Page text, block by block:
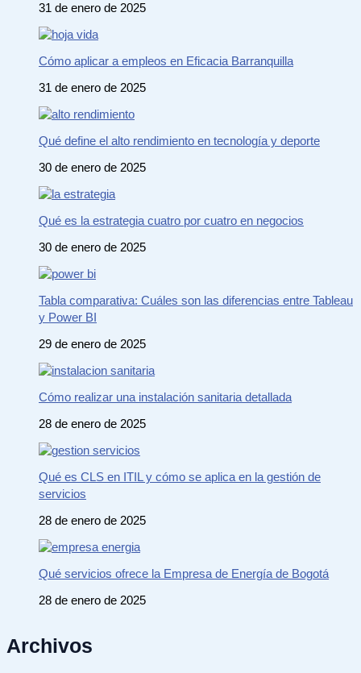
31 de enero de 2025
Cómo aplicar a empleos en Eficacia Barranquilla
31 de enero de 2025
Qué define el alto rendimiento en tecnología y deporte
30 de enero de 2025
Qué es la estrategia cuatro por cuatro en negocios
30 de enero de 2025
Tabla comparativa: Cuáles son las diferencias entre Tableau
y Power BI
29 de enero de 2025
Cómo realizar una instalación sanitaria detallada
28 de enero de 2025
Qué es CLS en ITIL y cómo se aplica en la gestión de
servicios
28 de enero de 2025
Qué servicios ofrece la Empresa de Energía de Bogotá
28 de enero de 2025
Archivos